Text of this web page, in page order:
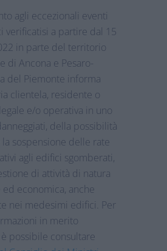
agli eccezionali eventi
verificatisi a partire dal 15
in parte del territorio
di Ancona e Pesaro-
del Piemonte informa
clientela, residente o
e/o operativa in uno
della possibilità
sospensione delle rate
agli edifici sgomberati,
di attività di natura
economica, anche
nei medesimi edifici. Per
in merito
è possibile consultare